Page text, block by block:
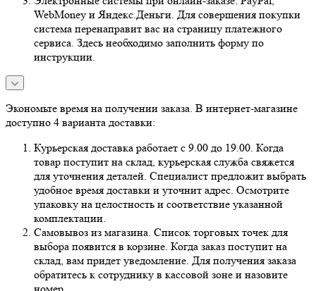
WebMoney и Яндекс.Деньги. Для совершения покупки
система перенаправит вас на страницу платежного
сервиса. Здесь необходимо заполнить форму по
инструкции.
Экономьте время на получении заказа. В интернет-магазине
доступно 4 варианта доставки:
Курьерская доставка работает с 9.00 до 19.00. Когда
товар поступит на склад, курьерская служба свяжется
для уточнения деталей. Специалист предложит выбрать
удобное время доставки и уточнит адрес. Осмотрите
упаковку на целостность и соответствие указанной
комплектации.
Самовывоз из магазина. Список торговых точек для
выбора появится в корзине. Когда заказ поступит на
склад, вам придет уведомление. Для получения заказа
обратитесь к сотруднику в кассовой зоне и назовите